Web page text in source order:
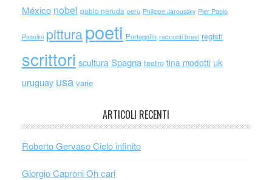
México nobel pablo neruda perù Philippe Jaroussky Pier Paolo
Pasolini pitturapoeti Portogallo racconti brevi registi
scrittori scultura Spagna teatro tina modotti uk
uruguay usa varie
ARTICOLI RECENTI
Roberto Gervaso Cielo infinito
Giorgio Caproni Oh cari